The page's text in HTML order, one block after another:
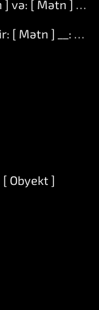
və: [ Mətn ] və:
[ Mətn ] __: [
Obyekt ]